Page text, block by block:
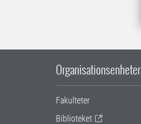
Organisationsenheter
Fakulteter
Biblioteket